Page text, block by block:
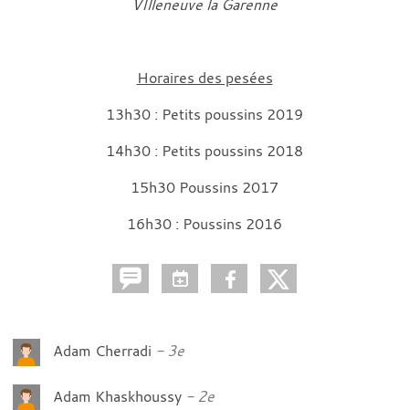
VIlleneuve la Garenne
Horaires des pesées
13h30 : Petits poussins 2019
14h30 : Petits poussins 2018
15h30 Poussins 2017
16h30 : Poussins 2016
Adam Cherradi 3e
Adam Khaskhoussy 2e